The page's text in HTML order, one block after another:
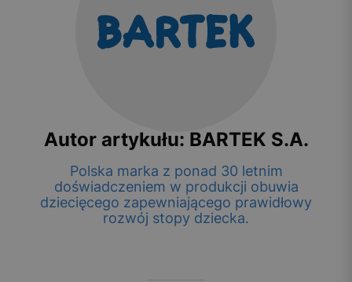
Autor artykułu: BARTEK S.A.
Polska marka z ponad 30 letnim
doświadczeniem w produkcji obuwia
dziecięcego zapewniającego prawidłowy
rozwój stopy dziecka.